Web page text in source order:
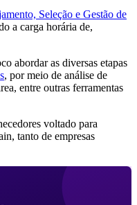
Seleção e Gestão de
a carga horária de,
abordar as diversas etapas
, por meio de análise de
entre outras ferramentas
voltado para
tanto de empresas